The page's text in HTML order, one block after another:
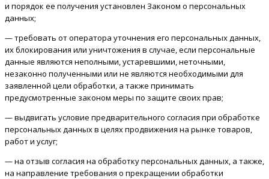
и порядок ее получения установлен Законом о персональных
данных;
— требовать от оператора уточнения его персональных данных,
их блокирования или уничтожения в случае, если персональные
данные являются неполными, устаревшими, неточными,
незаконно полученными или не являются необходимыми для
заявленной цели обработки, а также принимать
предусмотренные законом меры по защите своих прав;
— выдвигать условие предварительного согласия при обработке
персональных данных в целях продвижения на рынке товаров,
работ и услуг;
— на отзыв согласия на обработку персональных данных, а также,
на направление требования о прекращении обработки